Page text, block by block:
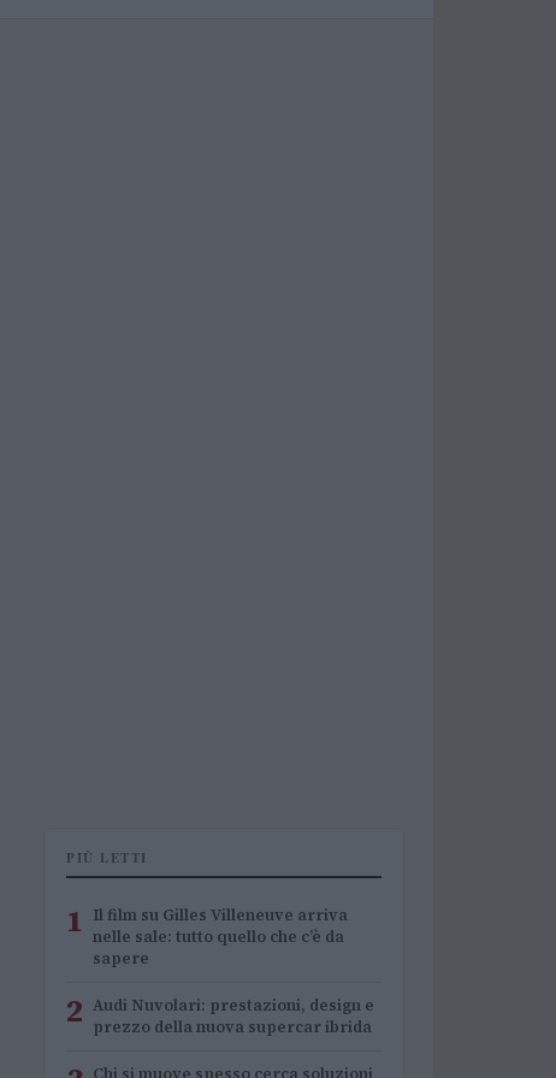
PIÙ LETTI
1 Il film su Gilles Villeneuve arriva
nelle sale: tutto quello che c’è da
sapere
2 Audi Nuvolari: prestazioni, design e
prezzo della nuova supercar ibrida
Chi si muove spesso cerca soluzioni